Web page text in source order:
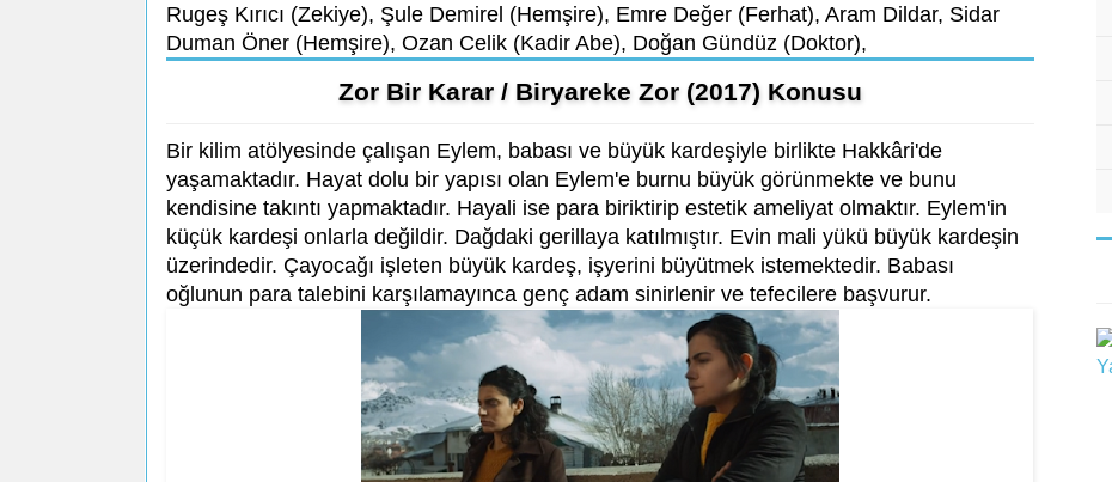
Rugeş Kırıcı (Zekiye), Şule Demirel (Hemşire), Emre Değer (Ferhat), Aram Dildar, Sidar
Duman Öner (Hemşire), Ozan Celik (Kadir Abe), Doğan Gündüz (Doktor),
Zor Bir Karar / Biryareke Zor (2017) Konusu
Bir kilim atölyesinde çalışan Eylem, babası ve büyük kardeşiyle birlikte Hakkâri'de
yaşamaktadır. Hayat dolu bir yapısı olan Eylem'e burnu büyük görünmekte ve bunu
kendisine takıntı yapmaktadır. Hayali ise para biriktirip estetik ameliyat olmaktır. Eylem'in
küçük kardeşi onlarla değildir. Dağdaki gerillaya katılmıştır. Evin mali yükü büyük kardeşin
üzerindedir. Çayocağı işleten büyük kardeş, işyerini büyütmek istemektedir. Babası
oğlunun para talebini karşılamayınca genç adam sinirlenir ve tefecilere başvurur.